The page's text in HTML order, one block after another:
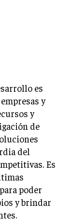
es
y
y
de
del
Es
poder
y brindar